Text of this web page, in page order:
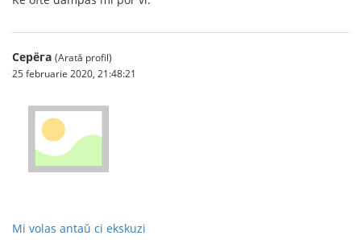
Серёга (Arată profil)
25 februarie 2020, 21:48:21
Mi volas antaŭ ci ekskuzi